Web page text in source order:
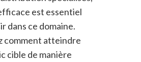
est essentiel
dans ce domaine.
comment atteindre
cible de manière